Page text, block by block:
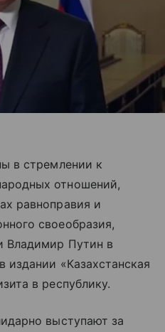
в стремлении к
отношений,
равноправия и
своеобразия,
Владимир Путин в
издании «Казахстанская
в республику.
выступают за